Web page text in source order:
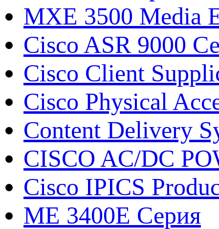
MXE 3500 Media
Cisco ASR 9000
Cisco Client
Cisco Physical
Content Delivery
CISCO AC/DC
Cisco IPICS
ME 3400E Серия